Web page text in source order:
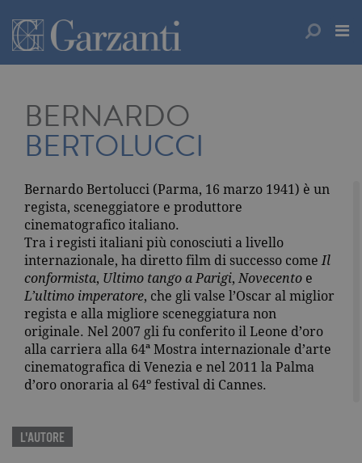
BERNARDO
BERTOLUCCI
Bernardo Bertolucci (Parma, 16 marzo 1941) è un
regista, sceneggiatore e produttore
cinematografico italiano.
Tra i registi italiani più conosciuti a livello
internazionale, ha diretto film di successo comeIl
conformista, Ultimo tango a Parigi, Novecento e
L’ultimo imperatore, che gli valse l’Oscar al miglior
regista e alla migliore sceneggiatura non
originale. Nel 2007 gli fu conferito il Leone d’oro
alla carriera alla 64ª Mostra internazionale d’arte
cinematografica di Venezia e nel 2011 la Palma
d’oro onoraria al 64º festival di Cannes.
L'AUTORE